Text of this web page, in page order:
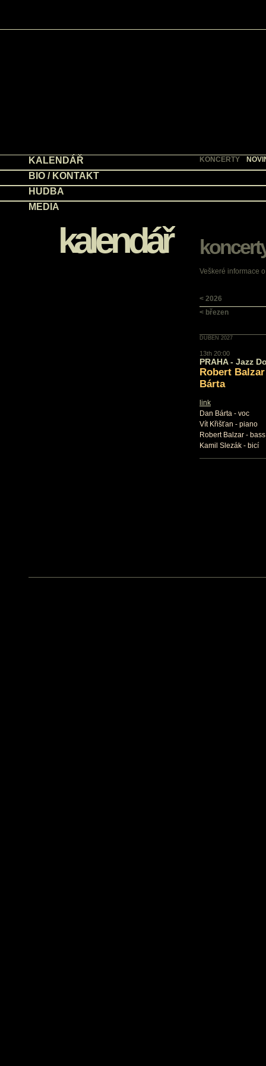
KALENDÁŘ KONCERTY
BIO / KONTAKT
HUDBA
MEDIA
kalendář
Veškeré informace
< 2026
< březen
DUBEN 2027
13th 20:00
PRAHA - Jazz
Robert
Bárta
link
Dan Bárta - voc
Vít Křišťan - piano
Robert Balzar - bass
Kamil Slezák - bicí